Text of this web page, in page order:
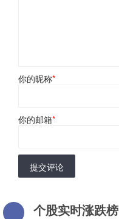
你的昵称*
你的邮箱*
提交评论
个股实时涨跌榜